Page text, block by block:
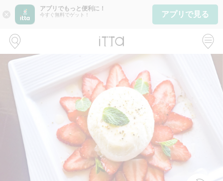
close
アプリでもっと便利に！
今すぐ無料でゲット！ アプリで見る